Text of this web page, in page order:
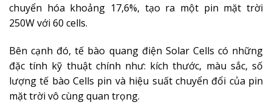
chuyển hóa khoảng 17,6%, tạo ra một pin mặt trời
250W với 60 cells.
Bên cạnh đó, tế bào quang điện Solar Cells có những
đặc tính kỹ thuật chính như: kích thước, màu sắc, số
lượng tế bào Cells pin và hiệu suất chuyển đổi của pin
mặt trời vô cùng quan trọng.